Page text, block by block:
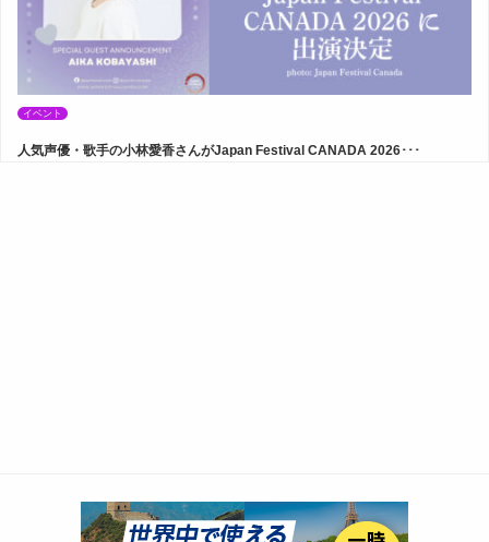
イベント
人気声優・歌手の小林愛香さんがJapan Festival CANADA 2026･･･